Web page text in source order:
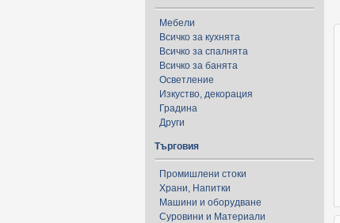
Мебели
Всичко за кухнята
Всичко за спалнята
Всичко за банята
Осветление
Изкуство, декорация
Градина
Други
Търговия
Промишлени стоки
Храни, Напитки
Машини и оборудване
Суровини и Материали